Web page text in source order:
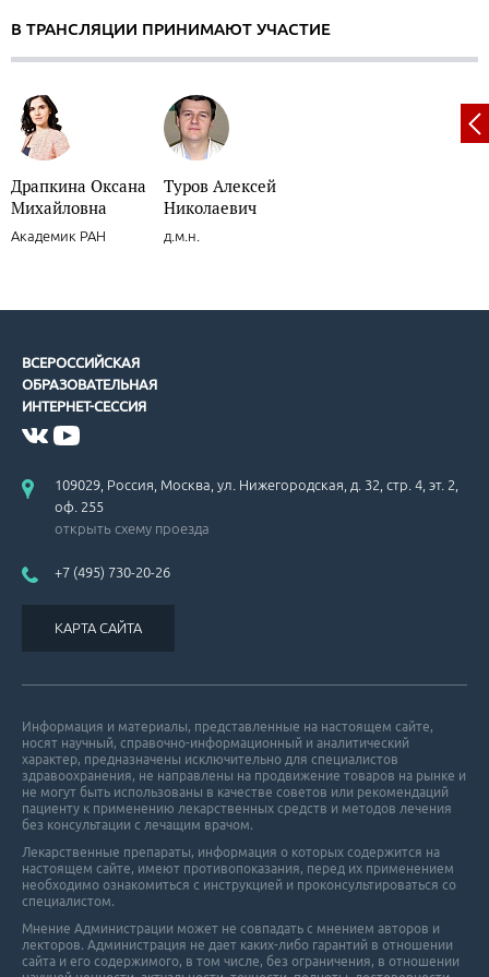
В ТРАНСЛЯЦИИ ПРИНИМАЮТ УЧАСТИЕ
Драпкина Оксана
Михайловна
Академик РАН
Туров Алексей
Николаевич
д.м.н.
ВСЕРОССИЙСКАЯ
ОБРАЗОВАТЕЛЬНАЯ
ИНТЕРНЕТ-СЕССИЯ
109029, Россия, Москва, ул. Нижегородская, д. 32, стр. 4, эт. 2,
оф. 255
открыть схему проезда
+7 (495) 730-20-26
КАРТА САЙТА
Информация и материалы, представленные на настоящем сайте,
носят научный, справочно-информационный и аналитический
характер, предназначены исключительно для специалистов
здравоохранения, не направлены на продвижение товаров на рынке и
не могут быть использованы в качестве советов или рекомендаций
пациенту к применению лекарственных средств и методов лечения
без консультации с лечащим врачом.
Лекарственные препараты, информация о которых содержится на
настоящем сайте, имеют противопоказания, перед их применением
необходимо ознакомиться с инструкцией и проконсультироваться со
специалистом.
Мнение Администрации может не совпадать с мнением авторов и
лекторов. Администрация не дает каких-либо гарантий в отношении
cайта и его cодержимого, в том числе, без ограничения, в отношении